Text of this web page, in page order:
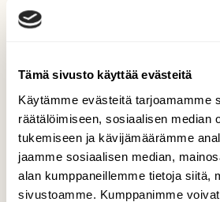
Tämä sivusto käyttää evästeitä
Käytämme evästeitä tarjoamamme
räätälöimiseen, sosiaalisen median
tukemiseen ja kävijämäärämme
jaamme sosiaalisen median,
alan kumppaneillemme tietoja siitä,
sivustoamme. Kumppanimme
Tanssia
Kurjenpoikaset
pellolla,sadeyön